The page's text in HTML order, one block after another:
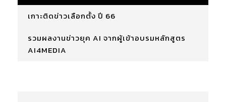
เกาะติดข่าวเลือกตั้ง ปี 66
รวมผลงานข่าวยุค AI จากผู้เข้าอบรมหลักสูตร
AI4MEDIA